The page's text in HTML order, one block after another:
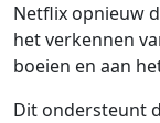
Netflix opnieuw
het verkennen
boeien en aan
Dit ondersteunt